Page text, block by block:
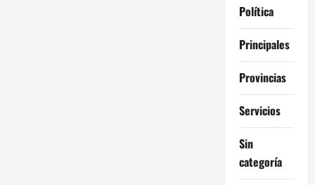
Política
Principales
Provincias
Servicios
Sin
categoría